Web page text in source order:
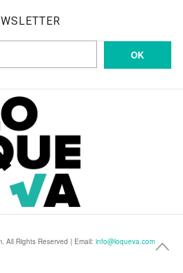
OK
All Rights Reserved | Email: info@loqueva.com